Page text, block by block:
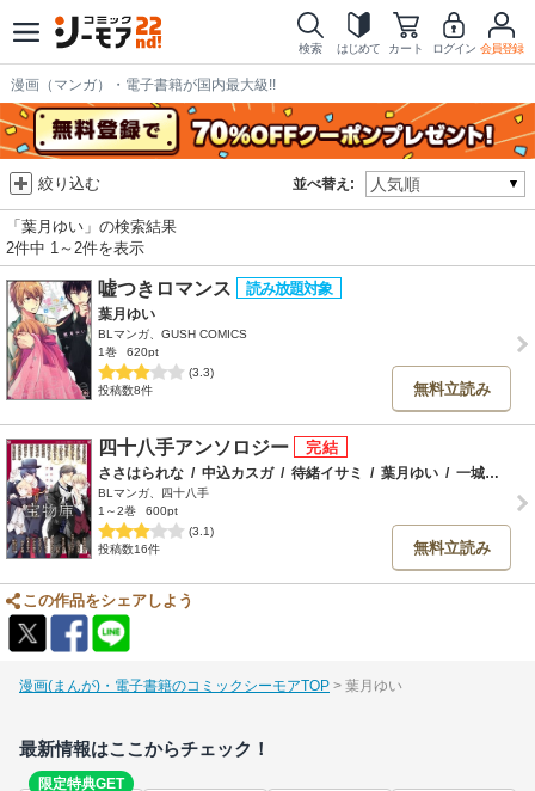
検索 はじめて カート ログイン 会員登録
漫画（マンガ）・電子書籍が国内最大級!!
並べ替え:
絞り込む
「葉月ゆい」の検索結果
2件中 1～2件を表示
嘘つきロマンス
葉月ゆい
BLマンガ、GUSH COMICS
1巻
620pt
(3.3)
投稿数8件
無料立読み
四十八手アンソロジー
ささはられな / 中込カスガ / 待緒イサミ / 葉月ゆい / 一城れもん
BLマンガ、四十八手
1～2巻
600pt
(3.1)
投稿数16件
無料立読み
この作品をシェアしよう
漫画(まんが)・電子書籍のコミックシーモアTOP 葉月ゆい
最新情報はここからチェック！
限定特典GET